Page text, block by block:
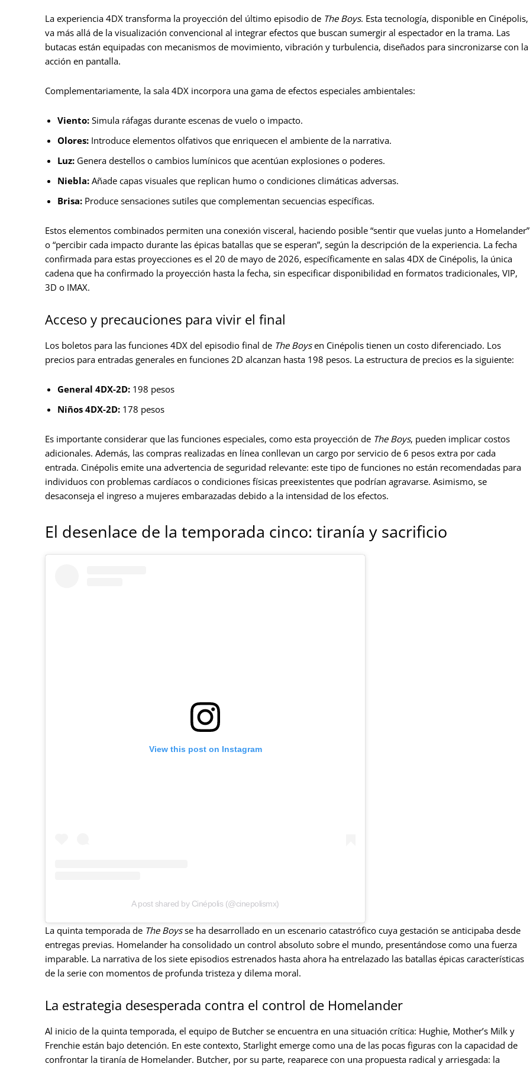
La experiencia 4DX transforma la proyección del último episodio de The Boys. Esta tecnología, disponible en Cinépolis,
va más allá de la visualización convencional al integrar efectos que buscan sumergir al espectador en la trama. Las
butacas están equipadas con mecanismos de movimiento, vibración y turbulencia, diseñados para sincronizarse con la
acción en pantalla.
Complementariamente, la sala 4DX incorpora una gama de efectos especiales ambientales:
Viento: Simula ráfagas durante escenas de vuelo o impacto.
Olores: Introduce elementos olfativos que enriquecen el ambiente de la narrativa.
Luz: Genera destellos o cambios lumínicos que acentúan explosiones o poderes.
Niebla: Añade capas visuales que replican humo o condiciones climáticas adversas.
Brisa: Produce sensaciones sutiles que complementan secuencias específicas.
Estos elementos combinados permiten una conexión visceral, haciendo posible “sentir que vuelas junto a Homelander”
o “percibir cada impacto durante las épicas batallas que se esperan”, según la descripción de la experiencia. La fecha
confirmada para estas proyecciones es el 20 de mayo de 2026, específicamente en salas 4DX de Cinépolis, la única
cadena que ha confirmado la proyección hasta la fecha, sin especificar disponibilidad en formatos tradicionales, VIP,
3D o IMAX.
Acceso y precauciones para vivir el final
Los boletos para las funciones 4DX del episodio final de The Boysen Cinépolis tienen un costo diferenciado. Los
precios para entradas generales en funciones 2D alcanzan hasta 198 pesos. La estructura de precios es la siguiente:
General 4DX-2D: 198 pesos
Niños 4DX-2D: 178 pesos
Es importante considerar que las funciones especiales, como esta proyección de The Boys, pueden implicar costos
adicionales. Además, las compras realizadas en línea conllevan un cargo por servicio de 6 pesos extra por cada
entrada. Cinépolis emite una advertencia de seguridad relevante: este tipo de funciones no están recomendadas para
individuos con problemas cardíacos o condiciones físicas preexistentes que podrían agravarse. Asimismo, se
desaconseja el ingreso a mujeres embarazadas debido a la intensidad de los efectos.
El desenlace de la temporada cinco: tiranía y sacrificio
View this post on Instagram
A post shared by Cinépolis (@cinepolismx)
La quinta temporada de The Boysse ha desarrollado en un escenario catastrófico cuya gestación se anticipaba desde
entregas previas. Homelander ha consolidado un control absoluto sobre el mundo, presentándose como una fuerza
imparable. La narrativa de los siete episodios estrenados hasta ahora ha entrelazado las batallas épicas características
de la serie con momentos de profunda tristeza y dilema moral.
La estrategia desesperada contra el control de Homelander
Al inicio de la quinta temporada, el equipo de Butcher se encuentra en una situación crítica: Hughie, Mother’s Milk y
Frenchie están bajo detención. En este contexto, Starlight emerge como una de las pocas figuras con la capacidad de
confrontar la tiranía de Homelander. Butcher, por su parte, reaparece con una propuesta radical y arriesgada: la